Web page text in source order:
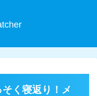
く寝返り！メ